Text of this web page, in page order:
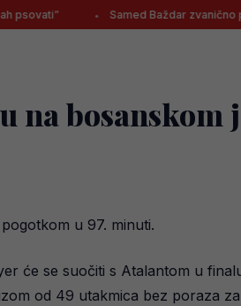
Samed Baždar zvanično predstavljen
na bosanskom
u 97. minuti.
će se suočiti s Atalantom u
od 49 utakmica bez poraza